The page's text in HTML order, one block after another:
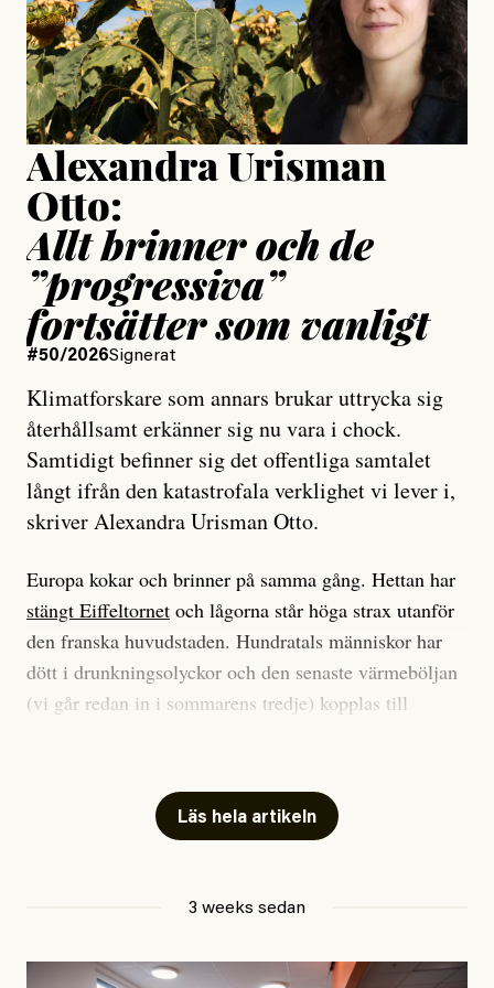
Jesper Lundby
Publicerad15 July, 2026
Uppdaterad15 July, 2026
Alexandra Urisman
Otto:
Allt brinner och de
”progressiva”
fortsätter som vanligt
#50/2026Signerat
Klimatforskare som annars brukar uttrycka sig
återhållsamt erkänner sig nu vara i chock.
Samtidigt befinner sig det offentliga samtalet
långt ifrån den katastrofala verklighet vi lever i,
skriver Alexandra Urisman Otto.
Europa kokar och brinner på samma gång. Hettan har
stängt Eiffeltornet och lågorna står höga strax utanför
den franska huvudstaden. Hundratals människor har
dött i drunkningsolyckor och den senaste värmeböljan
(vi går redan in i sommarens tredje) kopplas till
Har du också panik i hettan? Känns det som en
mardröm? Bra, allt annat vore fullständigt orimligt.
att han brukar vara ganska återhållsam när han
september 2023, när de globala temperaturerna för
Läs hela artikeln
3 weeks sedan